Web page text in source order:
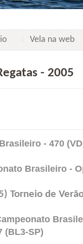
Vela na web
- 2005
- 470
Brasileiro -
de Verão
(BL3-SP)